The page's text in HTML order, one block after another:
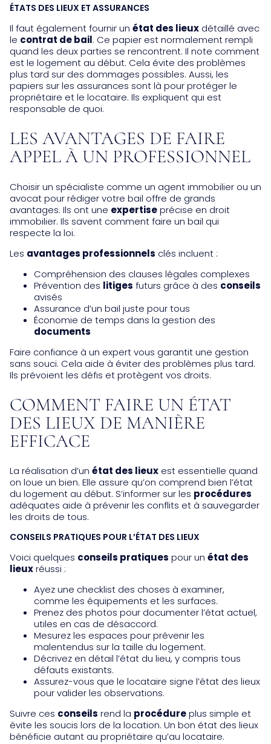
ÉTATS DES LIEUX ET ASSURANCES
Il faut également fournir un état des lieux détaillé avec
le contrat de bail. Ce papier est normalement rempli
quand les deux parties se rencontrent. Il note comment
est le logement au début. Cela évite des problèmes
plus tard sur des dommages possibles. Aussi, les
papiers sur les assurances sont là pour protéger le
propriétaire et le locataire. Ils expliquent qui est
responsable de quoi.
LES AVANTAGES DE FAIRE
APPEL À UN PROFESSIONNEL
Choisir un spécialiste comme un agent immobilier ou un
avocat pour rédiger votre bail offre de grands
avantages. Ils ont une expertiseprécise en droit
immobilier. Ils savent comment faire un bail qui
respecte la loi.
Les avantages professionnels clés incluent :
Compréhension des clauses légales complexes
Prévention des litiges futurs grâce à des conseils
avisés
Assurance d’un bail juste pour tous
Économie de temps dans la gestion des
documents
Faire confiance à un expert vous garantit une gestion
sans souci. Cela aide à éviter des problèmes plus tard.
Ils prévoient les défis et protègent vos droits.
COMMENT FAIRE UN ÉTAT
DES LIEUX DE MANIÈRE
EFFICACE
La réalisation d’un état des lieux est essentielle quand
on loue un bien. Elle assure qu’on comprend bien l’état
du logement au début. S’informer sur les procédures
adéquates aide à prévenir les conflits et à sauvegarder
les droits de tous.
CONSEILS PRATIQUES POUR L’ÉTAT DES LIEUX
Voici quelques conseils pratiques pour un état des
lieuxréussi :
Ayez une checklist des choses à examiner,
comme les équipements et les surfaces.
Prenez des photos pour documenter l’état actuel,
utiles en cas de désaccord.
Mesurez les espaces pour prévenir les
malentendus sur la taille du logement.
Décrivez en détail l’état du lieu, y compris tous
défauts existants.
Assurez-vous que le locataire signe l’état des lieux
pour valider les observations.
Suivre ces conseils rend la procédureplus simple et
évite les soucis lors de la location. Un bon état des lieux
bénéficie autant au propriétaire qu’au locataire.